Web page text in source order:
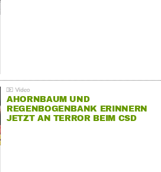
AHORNBAUM UND
REGENBOGENBANK ERINNERN
JETZT AN TERROR BEIM CSD